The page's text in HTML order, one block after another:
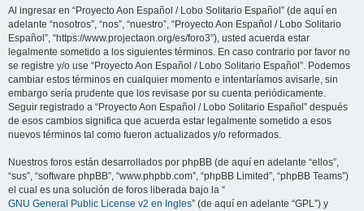
Al ingresar en “Proyecto Aon Español / Lobo Solitario Español” (de aquí en
adelante “nosotros”, “nos”, “nuestro”, “Proyecto Aon Español / Lobo Solitario
Español”, “https://www.projectaon.org/es/foro3”), usted acuerda estar
legalmente sometido a los siguientes términos. En caso contrario por favor no
se registre y/o use “Proyecto Aon Español / Lobo Solitario Español”. Podemos
cambiar estos términos en cualquier momento e intentaríamos avisarle, sin
embargo sería prudente que los revisase por su cuenta periódicamente.
Seguir registrado a “Proyecto Aon Español / Lobo Solitario Español” después
de esos cambios significa que acuerda estar legalmente sometido a esos
nuevos términos tal como fueron actualizados y/o reformados.
Nuestros foros están desarrollados por phpBB (de aquí en adelante “ellos”,
“sus”, “software phpBB”, “www.phpbb.com”, “phpBB Limited”, “phpBB Teams”)
el cual es una solución de foros liberada bajo la “
GNU General Public License v2 en Ingles” (de aquí en adelante “GPL”) y